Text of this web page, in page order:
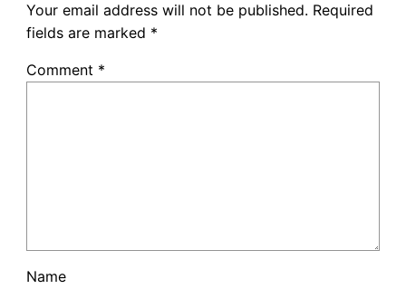
Your email address will not be published. Required
fields are marked *
Comment *
Name